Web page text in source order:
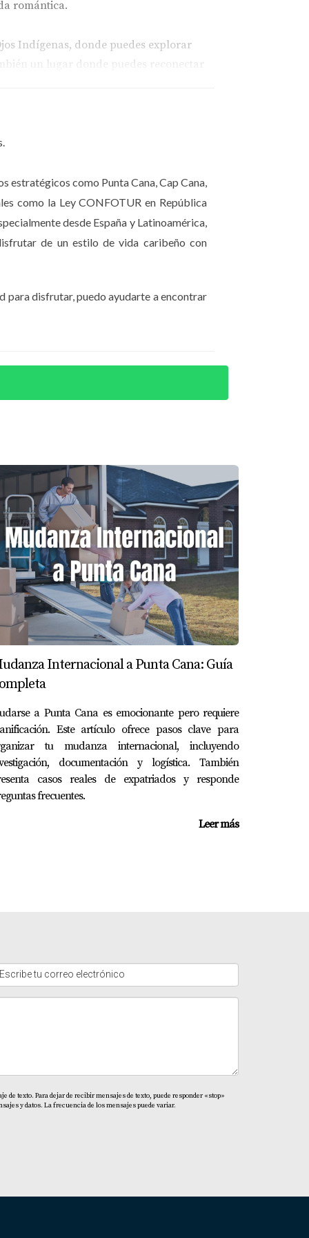
romántica.
Indígenas, donde puedes explorar
un lugar donde puedes reconectar
puedes experimentar. Desde deportes
por Jack Nicklaus, ha sido
personas que han hecho de Cap Cana
Encontraron una hermosa villa cerca
duro, su sueño se hizo realidad. Su
a practicar yoga al aire libre todos los
Desde su belleza natural hasta las
a Yolanda Landinez hoy mismo.
estratégicos como Punta Cana, Cap Cana,
como la Ley CONFOTUR en República
desde España y Latinoamérica,
de un estilo de vida caribeño con
para disfrutar, puedo ayudarte a encontrar
Internacional a Punta Cana: Guía
a Punta Cana es emocionante pero requiere
Este artículo ofrece pasos clave para
tu mudanza internacional, incluyendo
documentación y logística. También
casos reales de expatriados y responde
frecuentes.
Leer más
texto. Para dejar de recibir mensajes de texto, puede responder «stop»
y datos. La frecuencia de los mensajes puede variar.